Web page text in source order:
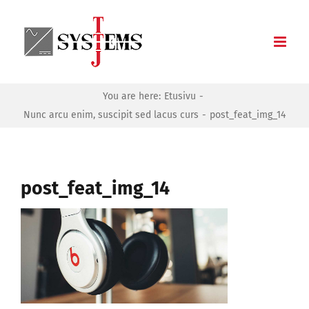
content
You are here: Etusivu
Nunc arcu enim, suscipit sed lacus curs
post_feat_img_14
post_feat_img_14